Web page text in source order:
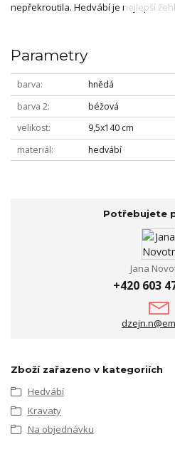
nepřekroutila. Hedvábí je nejlepší
Parametry
barva
hnědá
barva 2
béžová
velikost
9,5x140 cm
materiál
hedvábí
Potřebujete
Jana
+420 603
Zboží zařazeno v kategoriích
Hedvábí
Kravaty
Na objednávku